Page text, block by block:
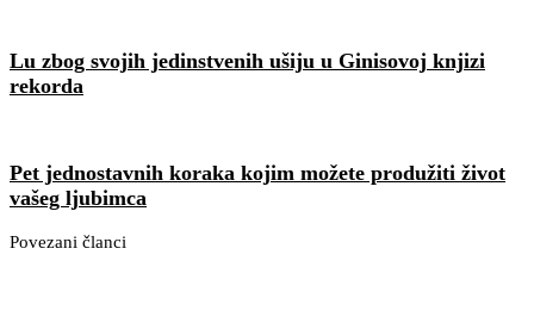
Lu zbog svojih jedinstvenih ušiju u Ginisovoj knjizi
rekorda
Pet jednostavnih koraka kojim možete produžiti život
vašeg ljubimca
Povezani članci